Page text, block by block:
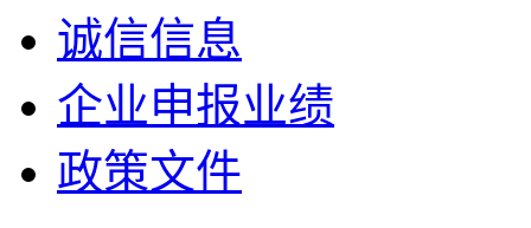
诚信信息
企业申报业绩
政策文件